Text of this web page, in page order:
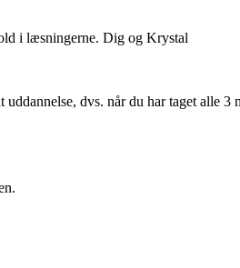
i læsningerne. Dig og Krystal
dvs. når du har taget alle 3